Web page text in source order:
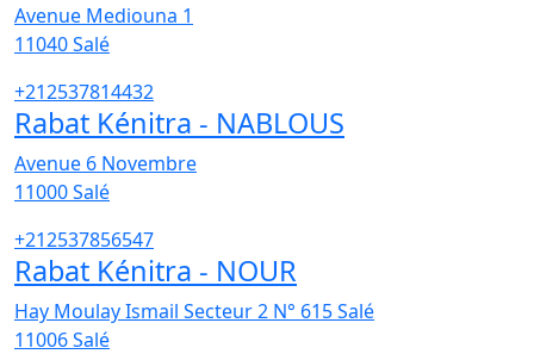
Avenue Mediouna 1
11040Salé
+212537814432
Rabat Kénitra - NABLOUS
Avenue 6 Novembre
11000Salé
+212537856547
Rabat Kénitra - NOUR
Hay Moulay Ismail Secteur 2 N° 615 Salé
11006Salé